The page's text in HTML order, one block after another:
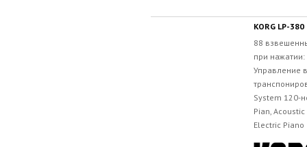
KORG LP-380
88
при нажатии:
Управление
System 120-
Pian,
Electric Piano